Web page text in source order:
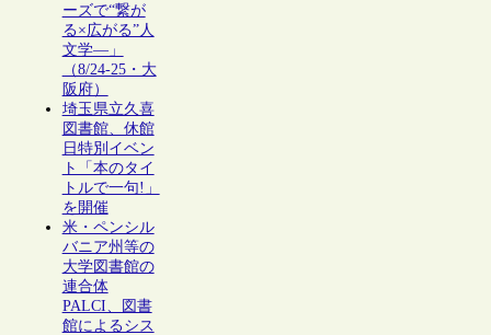
ーズで“繋が
る×広がる”人
文学―」
（8/24-25・大
阪府）
埼玉県立久喜
図書館、休館
日特別イベン
ト「本のタイ
トルで一句!」
を開催
米・ペンシル
バニア州等の
大学図書館の
連合体
PALCI、図書
館によるシス